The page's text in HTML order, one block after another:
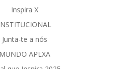
Inspira X
Junta-te a nós
MUNDO APEXA